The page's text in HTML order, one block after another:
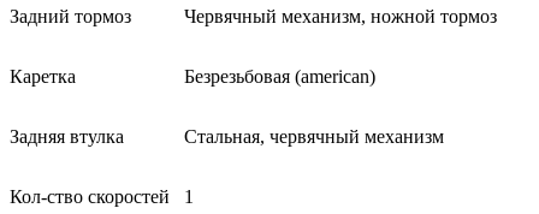
Задний тормоз Червячный механизм, ножной тормоз
Каретка Безрезьбовая (american)
Задняя втулка Стальная, червячный механизм
Кол-ство скоростей 1